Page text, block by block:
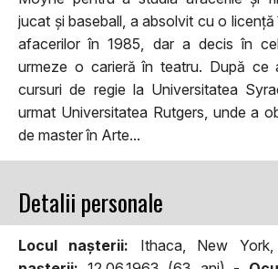
jucat și baseball, a absolvit cu o licență
afacerilor în 1985, dar a decis în
urmeze o carieră în teatru. După ce
cursuri de regie la Universitatea
urmat Universitatea Rutgers, unde a
de master în Arte...
Detalii personale
Locul naşterii: Ithaca, New